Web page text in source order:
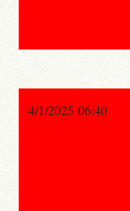
4/1/2025 06:40